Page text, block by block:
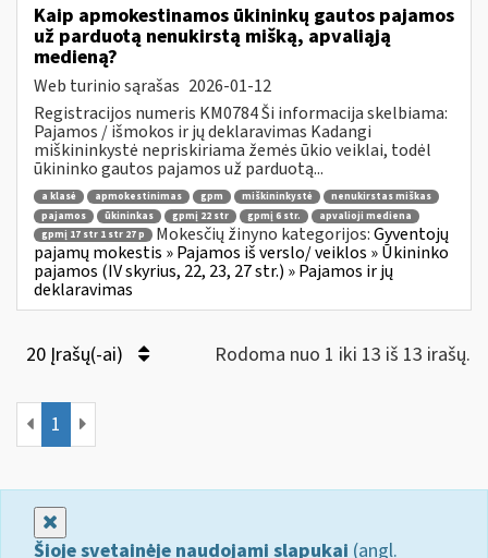
Kaip apmokestinamos ūkininkų gautos pajamos
už parduotą nenukirstą mišką, apvaliąją
medieną?
Web turinio sąrašas 2026-01-12
Registracijos numeris KM0784 Ši informacija skelbiama:
Pajamos / išmokos ir jų deklaravimas Kadangi
miškininkystė nepriskiriama žemės ūkio veiklai, todėl
ūkininko gautos pajamos už parduotą...
a klasė apmokestinimas gpm miškininkystė
nenukirstas miškas
pajamos
ūkininkas gpmį 22 str gpmį 6 str.
apvalioji mediena
gpmį 17 str 1 str 27 p
Mokesčių žinyno kategorijos:Gyventojų
pajamų mokestis » Pajamos iš verslo/ veiklos » Ūkininko
pajamos (IV skyrius, 22, 23, 27 str.) » Pajamos ir jų
deklaravimas
20 Įrašų(-ai) Rodoma nuo 1 iki 13 iš 13 irašų.
1
Šioje svetainėje naudojami slapukai (angl.